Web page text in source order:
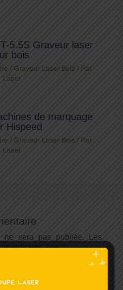
5.5S Graveur laser
bois
/ Graveur Laser Bois / Par
Laser
de marquage
Hispeed
/ Graveur Laser Bois / Par
Laser
ne sera pas publiée.
Les
indiqués avec*